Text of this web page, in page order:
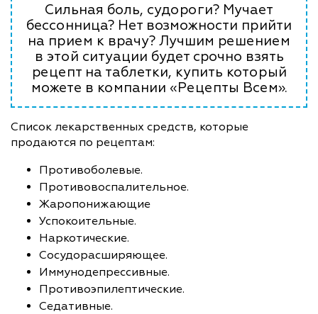
Сильная боль, судороги? Мучает
бессонница? Нет возможности прийти
на прием к врачу? Лучшим решением
в этой ситуации будет срочно взять
рецепт на таблетки, купить который
можете в компании «Рецепты Всем».
Список лекарственных средств, которые
продаются по рецептам:
Противоболевые.
Противовоспалительное.
Жаропонижающие
Успокоительные.
Наркотические.
Сосудорасширяющее.
Иммунодепрессивные.
Противоэпилептические.
Седативные.